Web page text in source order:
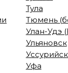
Тула
Тюмень
Улан-Удэ
Ульяновск
Уфа